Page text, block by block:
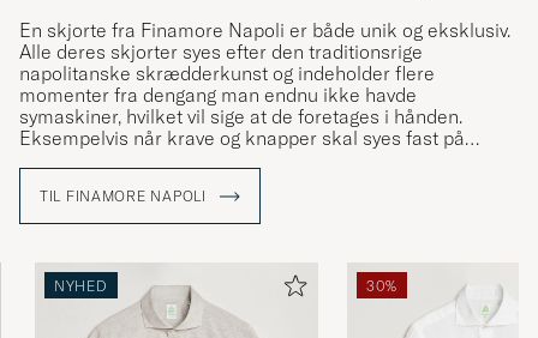
En skjorte fra Finamore Napoli er både unik og eksklusiv.
Alle deres skjorter syes efter den traditionsrige
napolitanske skrædderkunst og indeholder flere
momenter fra dengang man endnu ikke havde
symaskiner, hvilket vil sige at de foretages i hånden.
Eksempelvis når krave og knapper skal syes fast på
100 års erfaring inden for fremstilling af skjorter.
TIL FINAMORE NAPOLI
NYHED 30%